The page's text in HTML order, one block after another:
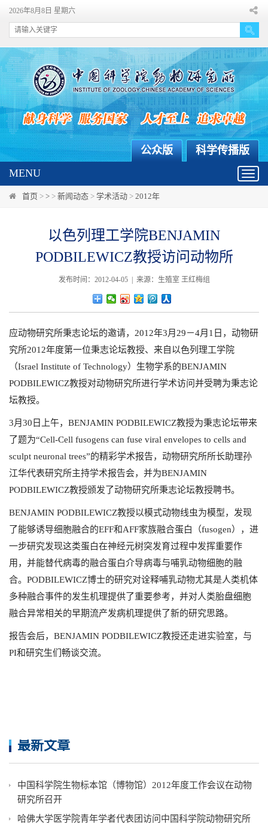
2026年8月8日 星期六
科学传播版
公众版
MENU
首页 > > > 新闻动态 > 学术活动 > 2012年
以色列理工学院BENJAMIN
PODBILEWICZ教授访问动物所
发布时间：2012-04-05 | 来源：生殖室 王红梅组
应动物研究所秉志论坛的邀请，2012年3月29－4月1日，动物研
究所2012年度第一位秉志论坛教授、来自以色列理工学院
（Israel Institute of Technology）生物学系的BENJAMIN
PODBILEWICZ教授对动物研究所进行学术访问并受聘为秉志论
坛教授。
3月30日上午，BENJAMIN PODBILEWICZ教授为秉志论坛带来
了题为“Cell-Cell fusogens can fuse viral envelopes to cells and
sculpt neuronal trees”的精彩学术报告，动物研究所所长助理孙
江华代表研究所主持学术报告会，并为BENJAMIN
PODBILEWICZ教授颁发了动物研究所秉志论坛教授聘书。
BENJAMIN PODBILEWICZ教授以模式动物线虫为模型，发现
了能够诱导细胞融合的EFF和AFF家族融合蛋白（fusogen），进
一步研究发现这类蛋白在神经元树突发育过程中发挥重要作
用，并能替代病毒的融合蛋白介导病毒与哺乳动物细胞的融
合。PODBILEWICZ博士的研究对诠释哺乳动物尤其是人类机体
多种融合事件的发生机理提供了重要参考，并对人类胎盘细胞
融合异常相关的早期流产发病机理提供了新的研究思路。
报告会后，BENJAMIN PODBILEWICZ教授还走进实验室，与
PI和研究生们畅谈交流。
最新文章
中国科学院生物标本馆（博物馆）2012年度工作会议在动物
研究所召开
哈佛大学医学院青年学者代表团访问中国科学院动物研究所